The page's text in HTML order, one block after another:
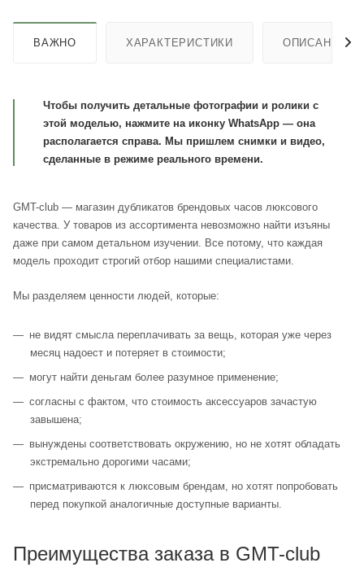
ВАЖНО ХАРАКТЕРИСТИКИ ОПИСАНИЕ
Чтобы получить детальные фотографии и ролики с
этой моделью, нажмите на иконку WhatsApp — она
располагается справа. Мы пришлем снимки и видео,
сделанные в режиме реального времени.
GMT-club — магазин дубликатов брендовых часов люксового
качества. У товаров из ассортимента невозможно найти изъяны
даже при самом детальном изучении. Все потому, что каждая
модель проходит строгий отбор нашими специалистами.
Мы разделяем ценности людей, которые:
не видят смысла переплачивать за вещь, которая уже через
месяц надоест и потеряет в стоимости;
могут найти деньгам более разумное применение;
согласны с фактом, что стоимость аксессуаров зачастую
завышена;
вынуждены соответствовать окружению, но не хотят обладать
экстремально дорогими часами;
присматриваются к люксовым брендам, но хотят попробовать
перед покупкой аналогичные доступные варианты.
Преимущества заказа в GMT-club